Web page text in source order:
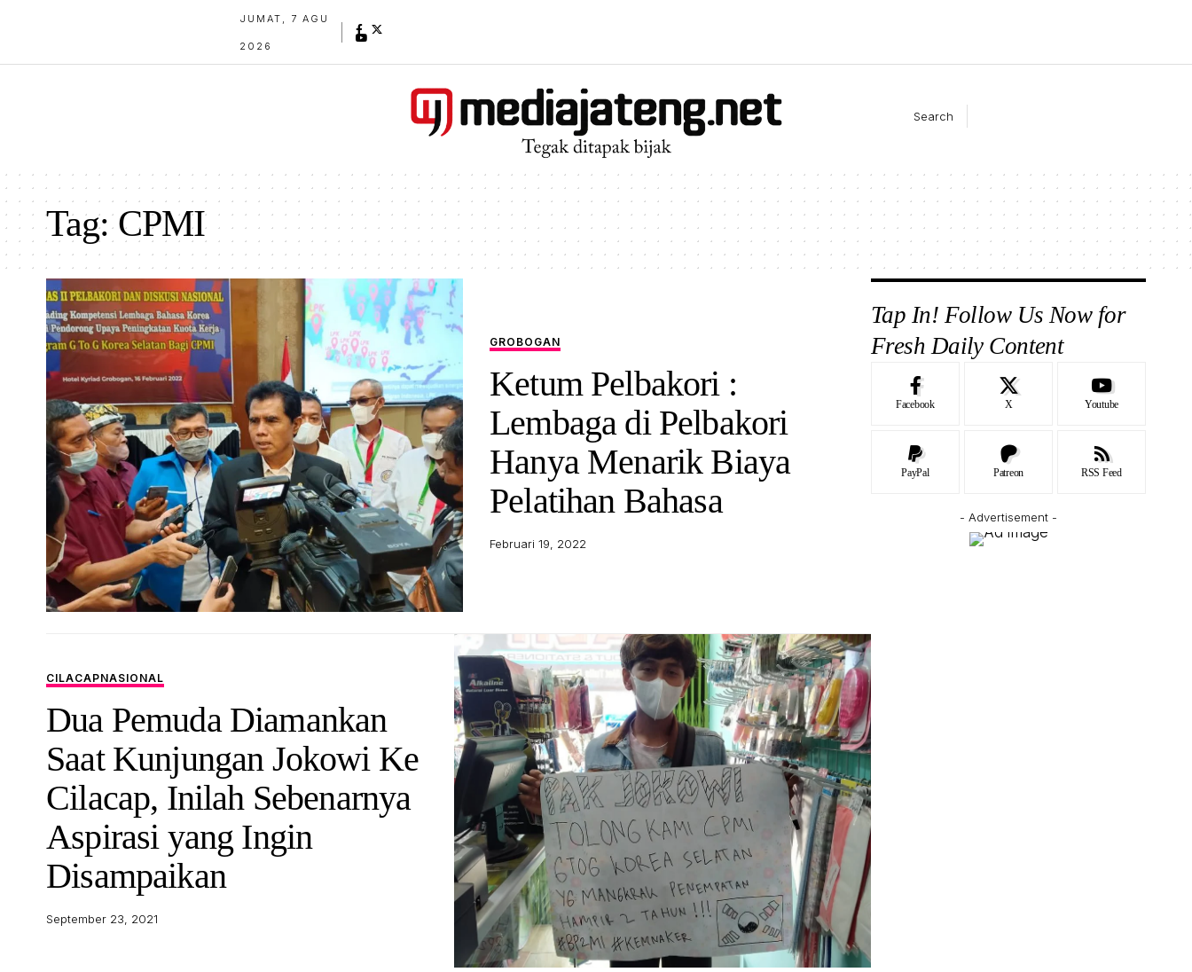
JUMAT, 7 AGU
2026
Search
Tag:CPMI
GROBOGAN
Ketum Pelbakori :
Lembaga di Pelbakori
Hanya Menarik Biaya
Pelatihan Bahasa
Februari 19, 2022
CILACAPNASIONAL
Dua Pemuda Diamankan
Saat Kunjungan Jokowi Ke
Cilacap, Inilah Sebenarnya
Aspirasi yang Ingin
Disampaikan
September 23, 2021
Tap In! Follow Us Now for
Fresh Daily Content
Facebook X Youtube
PayPal Patreon RSS Feed
- Advertisement -